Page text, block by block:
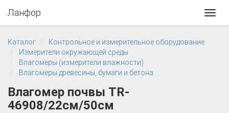
Ланфор
Каталог
Контрольное и измерительное оборудование
Измерители окружающей среды
Влагомеры (измерители влажности)
Влагомеры древесины, бумаги и бетона
Влагомер почвы TR-
46908/22см/50см